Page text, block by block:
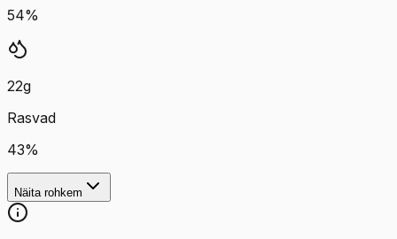
54%
22g
Rasvad
43%
Näita rohkem